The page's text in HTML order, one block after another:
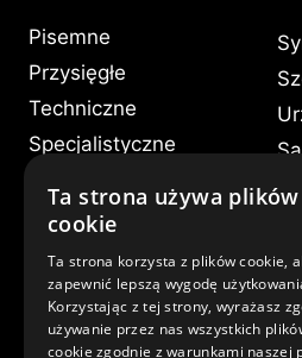
Pisemne
Przysięgłe
Techniczne
Specjalistyczne
Konsekutywne
Języki
Albański
Angielski
Francuski
Grecki
Ta strona używa plików
cookie
Ta strona korzysta z plików cookie,
zapewnić lepszą wygodę
Korzystając z tej strony, wyrażasz
używanie przez nas wszystkich
cookie zgodnie z warunkami naszej